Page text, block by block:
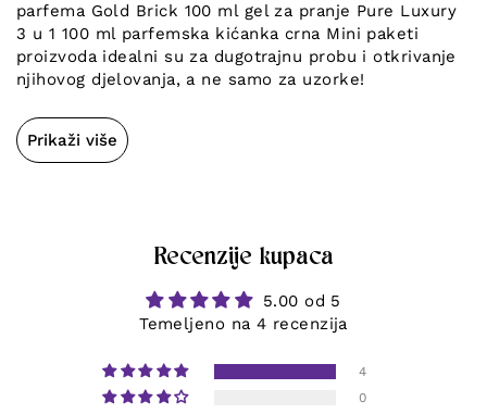
parfema Gold Brick 100 ml gel za pranje Pure Luxury
3 u 1 100 ml parfemska kićanka crna Mini paketi
proizvoda idealni su za dugotrajnu probu i otkrivanje
njihovog djelovanja, a ne samo za uzorke!
Prikaži više
Recenzije kupaca
5.00 od 5
Temeljeno na 4 recenzija
4
0